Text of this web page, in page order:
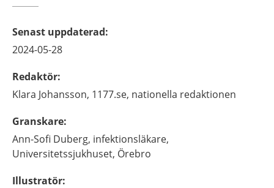
Senast uppdaterad:
2024-05-28
Redaktör:
Klara Johansson, 1177.se, nationella redaktionen
Granskare:
Ann-Sofi Duberg, infektionsläkare,
Universitetssjukhuset, Örebro
Illustratör: